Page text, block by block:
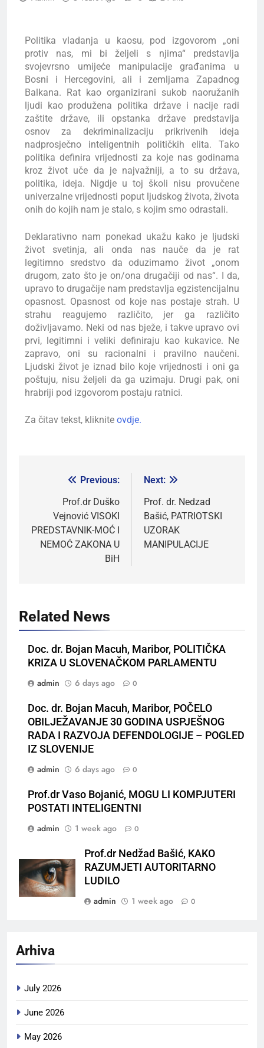
Politika vladanja u kaosu, pod izgovorom „oni
protiv nas, mi bi željeli s njima“ predstavlja
svojevrsno umijeće manipulacije građanima u
Bosni i Hercegovini, ali i zemljama Zapadnog
Balkana. Rat kao organizirani sukob naoružanih
ljudi kao produžena politika države i nacije radi
zaštite države, ili opstanka države predstavlja
osnov za dekriminalizaciju prikrivenih ideja
nadprosječno inteligentnih političkih elita. Tako
politika definira vrijednosti za koje nas godinama
kroz život uče da je najvažniji, a to su država,
politika, ideja. Nigdje u toj školi nisu provučene
univerzalne vrijednosti poput ljudskog života, života
onih do kojih nam je stalo, s kojim smo odrastali.
Deklarativno nam ponekad ukažu kako je ljudski
život svetinja, ali onda nas nauče da je rat
legitimno sredstvo da oduzimamo život „onom
drugom, zato što je on/ona drugačiji od nas“. I da,
upravo to drugačije nam predstavlja egzistencijalnu
opasnost. Opasnost od koje nas postaje strah. U
strahu reagujemo različito, jer ga različito
doživljavamo. Neki od nas bježe, i takve upravo ovi
prvi, legitimni i veliki definiraju kao kukavice. Ne
zapravo, oni su racionalni i pravilno naučeni.
Ljudski život je iznad bilo koje vrijednosti i oni ga
poštuju, nisu željeli da ga uzimaju. Drugi pak, oni
hrabriji pod izgovorom postaju ratnici.
Za čitav tekst, kliknite ovdje.
Previous:
Prof.dr Duško
Vejnović VISOKI
PREDSTAVNIK-MOĆ I
NEMOĆ ZAKONA U
BiH
Next:
Prof. dr. Nedzad
Bašić, PATRIOTSKI
UZORAK
MANIPULACIJE
Related News
Doc. dr. Bojan Macuh, Maribor, POLITIČKA
KRIZA U SLOVENAČKOM PARLAMENTU
admin
6 days ago 0
Doc. dr. Bojan Macuh, Maribor, POČELO
OBILJEŽAVANJE 30 GODINA USPJEŠNOG
RADA I RAZVOJA DEFENDOLOGIJE – POGLED
IZ SLOVENIJE
admin
6 days ago 0
Prof.dr Vaso Bojanić, MOGU LI KOMPJUTERI
POSTATI INTELIGENTNI
admin
1 week ago 0
Prof.dr Nedžad Bašić, KAKO
RAZUMJETI AUTORITARNO
LUDILO
admin
1 week ago 0
Arhiva
July 2026
June 2026
May 2026